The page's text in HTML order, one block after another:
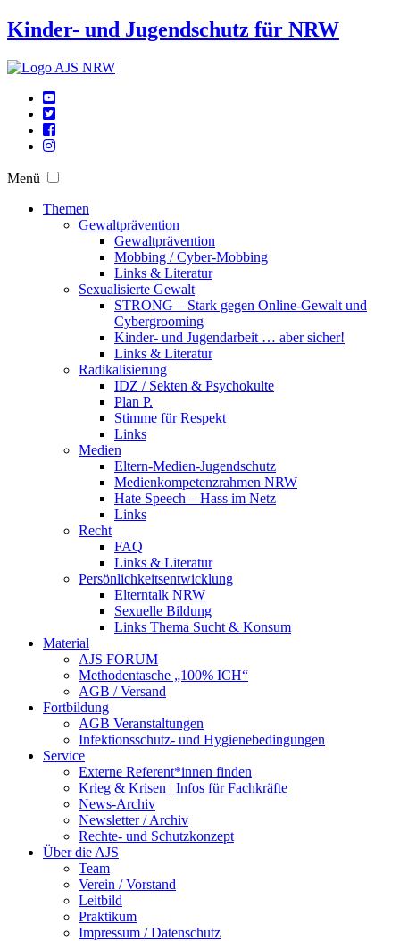
Kinder- und Jugendschutz für NRW
Menü
Themen
Gewaltprävention
Gewaltprävention
Mobbing / Cyber-Mobbing
Links & Literatur
Sexualisierte Gewalt
STRONG – Stark gegen Online-Gewalt und
Cybergrooming
Kinder- und Jugendarbeit … aber sicher!
Links & Literatur
Radikalisierung
IDZ / Sekten & Psychokulte
Plan P.
Stimme für Respekt
Links
Medien
Eltern-Medien-Jugendschutz
Medienkompetenzrahmen NRW
Hate Speech – Hass im Netz
Links
Recht
FAQ
Links & Literatur
Persönlichkeitsentwicklung
Elterntalk NRW
Sexuelle Bildung
Links Thema Sucht & Konsum
Material
AJS FORUM
Methodentasche „100% ICH“
AGB / Versand
Fortbildung
AGB Veranstaltungen
Infektionsschutz- und Hygienebedingungen
Service
Externe Referent*innen finden
Krieg & Krisen | Infos für Fachkräfte
News-Archiv
Newsletter / Archiv
Rechte- und Schutzkonzept
Über die AJS
Team
Verein / Vorstand
Leitbild
Praktikum
Impressum / Datenschutz